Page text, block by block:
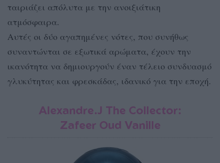
ταιριάζει απόλυτα με την ανοιξιάτικη
ατμόσφαιρα.
Αυτές οι δύο αγαπημένες νότες, που συνήθως
συναντώνται σε εξωτικά αρώματα, έχουν την
ικανότητα να δημιουργούν έναν τέλειο συνδυασμό
γλυκύτητας και φρεσκάδας, ιδανικό για την εποχή.
Alexandre.J The Collector:
Zafeer Oud Vanille